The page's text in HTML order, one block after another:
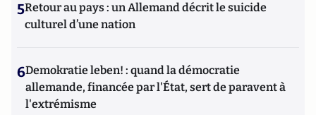
5Retour au pays : un Allemand décrit le suicide
culturel d’une nation
6Demokratie leben! : quand la démocratie
allemande, financée par l'État, sert de paravent à
l'extrémisme